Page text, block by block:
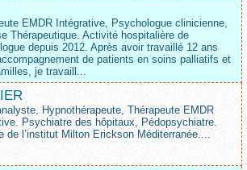
EMDR Intégrative, Psychologue clinicienne,
Thérapeutique. Activité hospitalière de
depuis 2012. Après avoir travaillé 12 ans
de patients en soins palliatifs et
je travaill...
Hypnothérapeute, Thérapeute EMDR
Psychiatre des hôpitaux, Pédopsychiatre.
de l’institut Milton Erickson Méditerranée....